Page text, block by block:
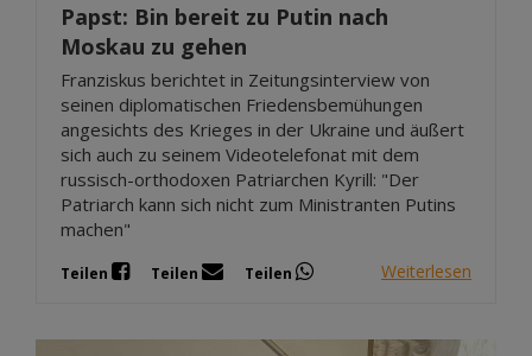
Papst: Bin bereit zu Putin nach
Moskau zu gehen
Franziskus berichtet in Zeitungsinterview von
seinen diplomatischen Friedensbemühungen
angesichts des Krieges in der Ukraine und äußert
sich auch zu seinem Videotelefonat mit dem
russisch-orthodoxen Patriarchen Kyrill: "Der
Patriarch kann sich nicht zum Ministranten Putins
machen"
Teilen Teilen Teilen Weiterlesen